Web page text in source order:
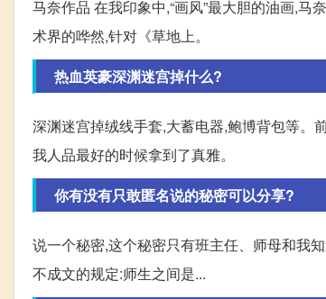
马奈作品 在我印象中,“画风”最大胆的油画,
术界的哗然,针对《草地上。
热血英豪深渊迷宫掉什么?
深渊迷宫掉绒线手套,大蓄电器,鲍博背包等。
我人品最好的时候拿到了真雅。
你有没有只敢匿名说的秘密可以分享?
说一个秘密,这个秘密只有班主任、师母和我
不成文的规定:师生之间是...